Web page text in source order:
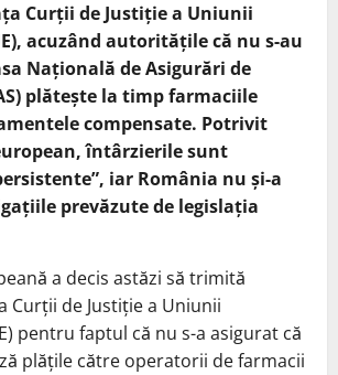
Curții de Justiție a Uniunii
acuzând autoritățile că nu s-au
Națională de Asigurări de
plătește la timp farmaciile
compensate. Potrivit
întârzierile sunt
iar România nu și-a
prevăzute de legislația
a decis astăzi să trimită
Curții de Justiție a Uniunii
pentru faptul că nu s-a asigurat că
plățile către operatorii de farmacii